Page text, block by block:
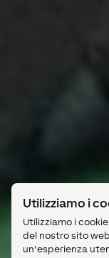
Utilizziamo i
Utilizziamo i
del nostro sito
un'esperienza